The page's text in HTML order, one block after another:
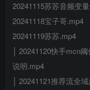
20241115苏苏音频变
20241118宝子哥.mp4
20241119苏苏.mp4
│ 20241120快手mcn
说明.mp4
│ 20241121推荐流全